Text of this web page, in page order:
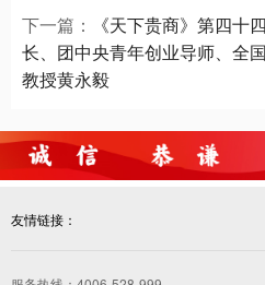
下一篇：
《天下贵商》第四
长、团中央青年创业导师、全
教授黄永毅
友情链接：